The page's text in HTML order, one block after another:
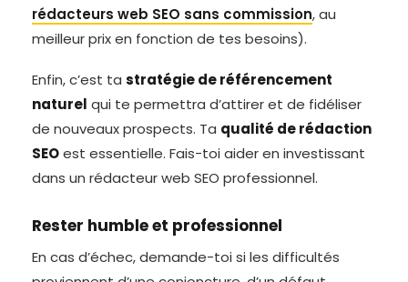
rédacteurs web SEO sans commission, au
meilleur prix en fonction de tes besoins).
Enfin, c’est ta stratégie de référencement
naturel qui te permettra d’attirer et de fidéliser
de nouveaux prospects. Ta qualité de rédaction
SEOest essentielle. Fais-toi aider en investissant
dans un rédacteur web SEO professionnel.
Rester humble et professionnel
En cas d’échec, demande-toi si les difficultés